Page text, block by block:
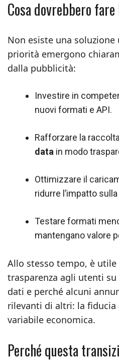
Cosa dovrebbero
Non esiste una
priorità emergono
dalla pubblicità:
Investire in
nuovi formati e API.
Rafforzare la
data in modo
Ottimizzare il
ridurre l’impatto
Testare formati
mantengano valore
Allo stesso tempo, è
trasparenza agli utenti
dati e perché alcuni
rilevanti di altri: la fiducia
variabile economica.
Perché questa